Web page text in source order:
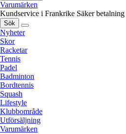
Varumärken
Kundservice i Frankrike Säker betalning
Sök
Nyheter
Skor
Racketar
Tennis
Padel
Badminton
Bordtennis
Squash
Lifestyle
Klubbområde
Utförsäljning
Varumärken